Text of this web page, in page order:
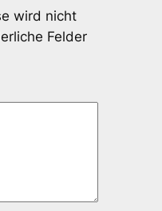
wird nicht
Felder